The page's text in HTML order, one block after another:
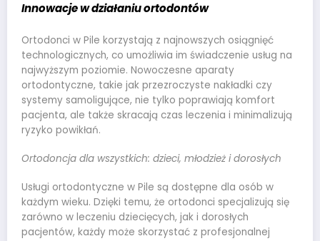
Innowacje w działaniu ortodontów
Ortodonci w Pile korzystają z najnowszych osiągnięć
technologicznych, co umożliwia im świadczenie usług na
najwyższym poziomie. Nowoczesne aparaty
ortodontyczne, takie jak przezroczyste nakładki czy
systemy samoligujące, nie tylko poprawiają komfort
pacjenta, ale także skracają czas leczenia i minimalizują
ryzyko powikłań.
Ortodoncja dla wszystkich: dzieci, młodzież i dorosłych
Usługi ortodontyczne w Pile są dostępne dla osób w
każdym wieku. Dzięki temu, że ortodonci specjalizują się
zarówno w leczeniu dziecięcych, jak i dorosłych
pacjentów, każdy może skorzystać z profesjonalnej